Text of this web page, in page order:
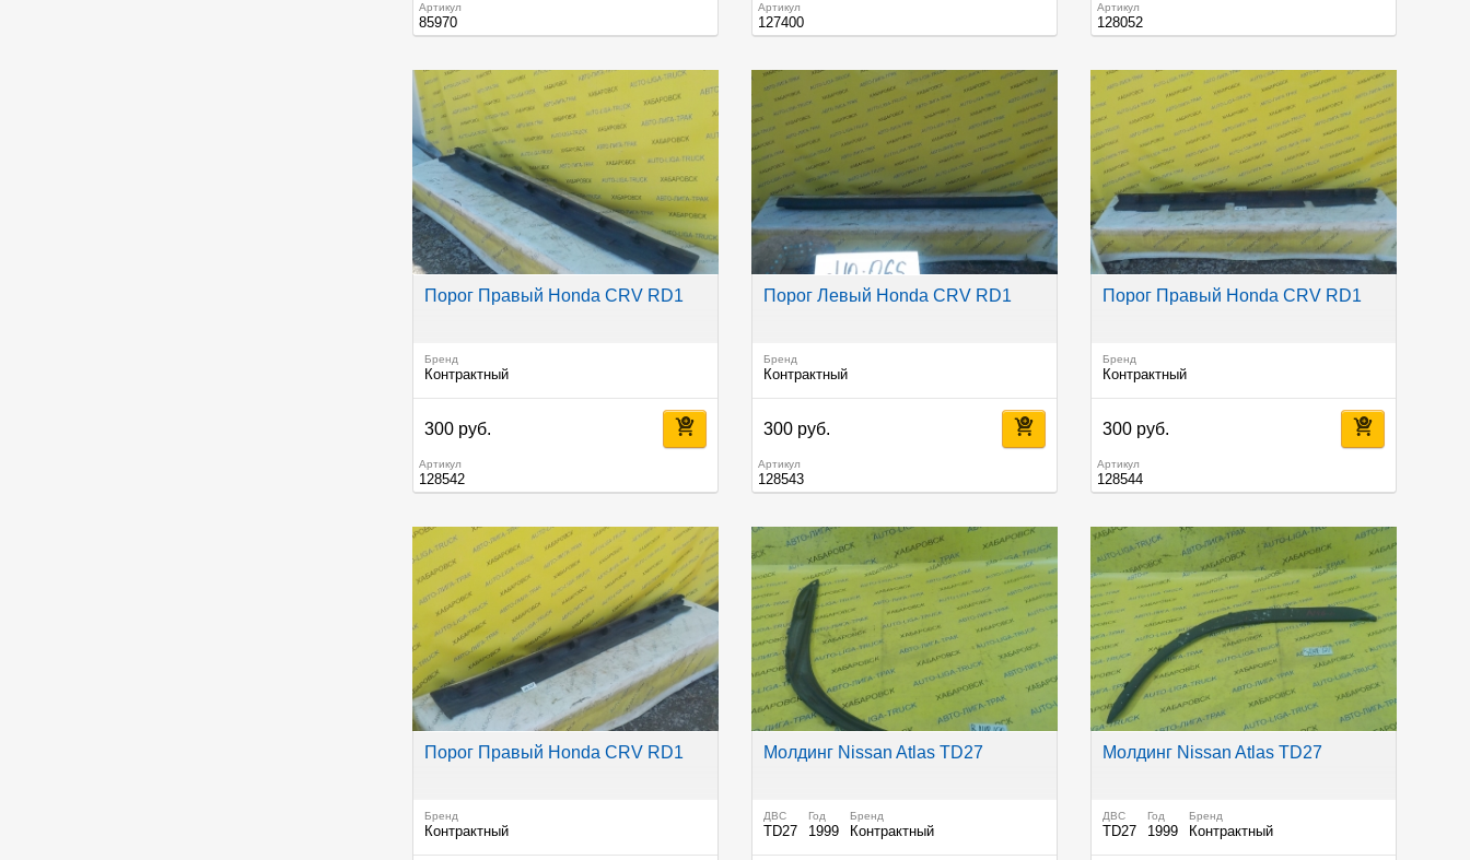
Артикул
85970
Артикул
127400
Артикул
128052
Порог Правый Honda CRV RD1
Бренд
Контрактный
300 руб.
Артикул
128542
Порог Левый Honda CRV RD1
Бренд
Контрактный
300 руб.
Артикул
128543
Порог Правый Honda CRV RD1
Бренд
Контрактный
300 руб.
Артикул
128544
Порог Правый Honda CRV RD1
Бренд
Контрактный
Молдинг Nissan Atlas TD27
ДВС
TD27
Год
1999
Бренд
Контрактный
Молдинг Nissan Atlas TD27
ДВС
TD27
Год
1999
Бренд
Контрактный